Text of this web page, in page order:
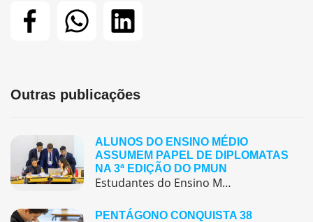
Outras publicações
ALUNOS DO ENSINO MÉDIO
ASSUMEM PAPEL DE DIPLOMATAS
NA 3ª EDIÇÃO DO PMUN
Estudantes do Ensino Médio do Colégio Pentágono protagonizaram uma simulação da ONU, defendendo posições de países em comitês temáticos e vivenciando, na prática, negociações diplomáticas multilíngues.
PENTÁGONO CONQUISTA 38